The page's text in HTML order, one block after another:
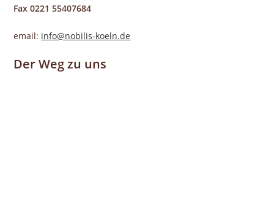
Fax 0221 55407684
email: info@nobilis-koeln.de
Der Weg zu uns